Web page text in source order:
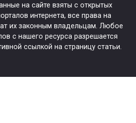
на сайте взяты с открытых
интернета, все права на
их законным владельцам. Любое
с нашего ресурса разрешается
ссылкой на страницу статьи.